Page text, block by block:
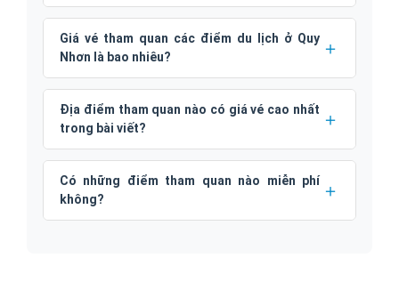
Giá vé tham quan các điểm du lịch ở Quy
Nhơn là bao nhiêu?
Địa điểm tham quan nào có giá vé cao nhất
trong bài viết?
Có những điểm tham quan nào miễn phí
không?